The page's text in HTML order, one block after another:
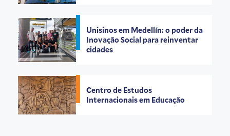
Unisinos em Medellín: o poder da
Inovação Social para reinventar
cidades
Centro de Estudos
Internacionais em Educação